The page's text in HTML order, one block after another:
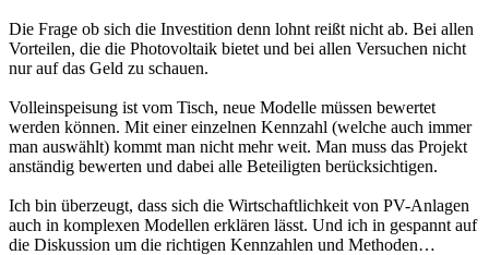
Die Frage ob sich die Investition denn lohnt reißt nicht ab. Bei allen
Vorteilen, die die Photovoltaik bietet und bei allen Versuchen nicht
nur auf das Geld zu schauen.
Volleinspeisung ist vom Tisch, neue Modelle müssen bewertet
werden können. Mit einer einzelnen Kennzahl (welche auch immer
man auswählt) kommt man nicht mehr weit. Man muss das Projekt
anständig bewerten und dabei alle Beteiligten berücksichtigen.
Ich bin überzeugt, dass sich die Wirtschaftlichkeit von PV-Anlagen
auch in komplexen Modellen erklären lässt. Und ich in gespannt auf
die Diskussion um die richtigen Kennzahlen und Methoden…